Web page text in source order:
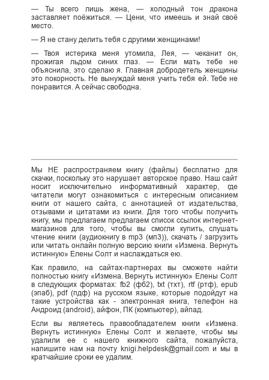
— Ты всего лишь жена, — холодный тон дракона
заставляет поёжиться. — Цени, что имеешь и знай своё
место.
— Я не стану делить тебя с другими женщинами!
— Твоя истерика меня утомила, Лея, — чеканит он,
прожигая льдом синих глаз. — Если мать тебе не
объяснила, это сделаю я. Главная добродетель женщины
это покорность. Не вынуждай меня учить тебя ей. Тебе не
понравится. А сейчас свободна.
Мы НЕ распространяем книгу (файлы) бесплатно для
скачки, поскольку это нарушает авторское право. Наш сайт
носит исключительно информативный характер, где
читатели могут ознакомиться с интересным описанием
книги от нашего сайта, с аннотацией от издательства,
отзывами и цитатами из книги. Для того чтобы получить
книгу, мы предлагаем предлагаем список ссылок интернет-
магазинов для того, чтобы вы смогли купить, слушать
чтение книги (аудиокнигу в mp3 (мп3)), скачать / загрузить
или читать онлайн полную версию книги «Измена. Вернуть
истинную» Елены Солт и наслаждаться ею.
Как правило, на сайтах-партнерах вы сможете найти
полностью книгу «Измена. Вернуть истинную» Елены Солт
в следующих форматах: fb2 (фб2), txt (тхт), rtf (ртф), epub
(эпаб), pdf (пдф) на русском языке, которые подойдут на
такие устройства как - электронная книга, телефон на
Андроид (android), айфон, ПК (компьютер), айпад.
Если вы являетесь правообладателем книги «Измена.
Вернуть истинную» Елены Солт и желаете, чтобы мы
удалили ее с нашего книжного сайта, пожалуйста,
напишите нам на почту knigi.helpdesk@gmail.com и мы в
кратчайшие сроки ее удалим.